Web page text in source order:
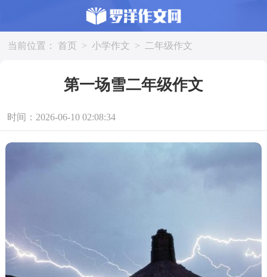
当前位置： 首页 > 小学作文 > 二年级作文
第一场雪二年级作文
时间：2026-06-10 02:08:34